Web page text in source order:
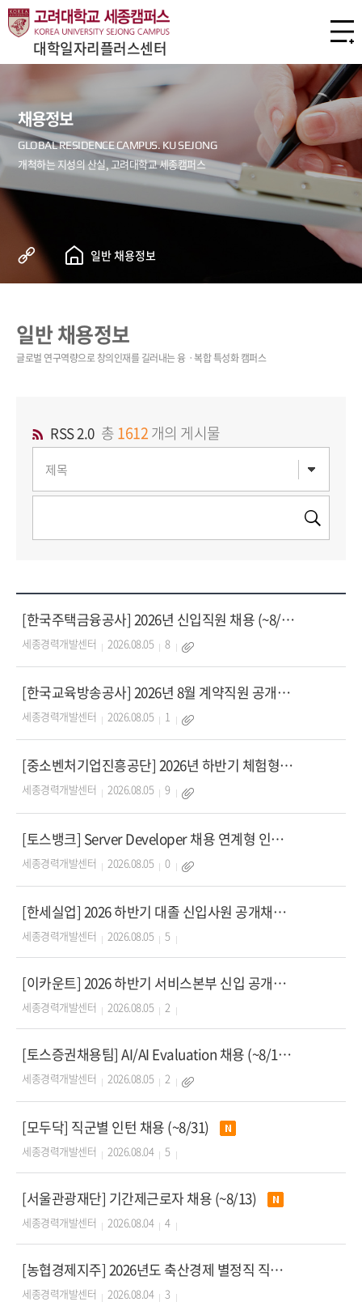
대학일자리플러스센터
채용정보
일반 채용정보
일반 채용정보
RSS 2.0 총1612개의 게시물
[한국주택금융공사] 2026년 신입직원 채용 (~8/20)
세종경력개발센터 2026.08.05 8
[한국교육방송공사] 2026년 8월 계약직원 공개채용 (~8/12)
세종경력개발센터 2026.08.05 1
[중소벤처기업진흥공단] 2026년 하반기 체험형 청년인턴(장애인) 채용 (~8/24)
세종경력개발센터 2026.08.05 9
[토스뱅크] Server Developer 채용 연계형 인턴십 (~8/17)
세종경력개발센터 2026.08.05 0
[한세실업] 2026 하반기 대졸 신입사원 공개채용 (~8/11)
세종경력개발센터 2026.08.05 5
[이카운트] 2026 하반기 서비스본부 신입 공개채용 (~8/18)
세종경력개발센터 2026.08.05 2
[토스증권채용팀] AI/AI Evaluation 채용 (~8/16, 8/23)
세종경력개발센터 2026.08.05 2
[모두닥] 직군별 인턴 채용 (~8/31)
세종경력개발센터 2026.08.04 5
[서울관광재단] 기간제근로자 채용 (~8/13)
세종경력개발센터 2026.08.04 4
[농협경제지주] 2026년도 축산경제 별정직 직원 채용 (~8/14)
세종경력개발센터 2026.08.04 3